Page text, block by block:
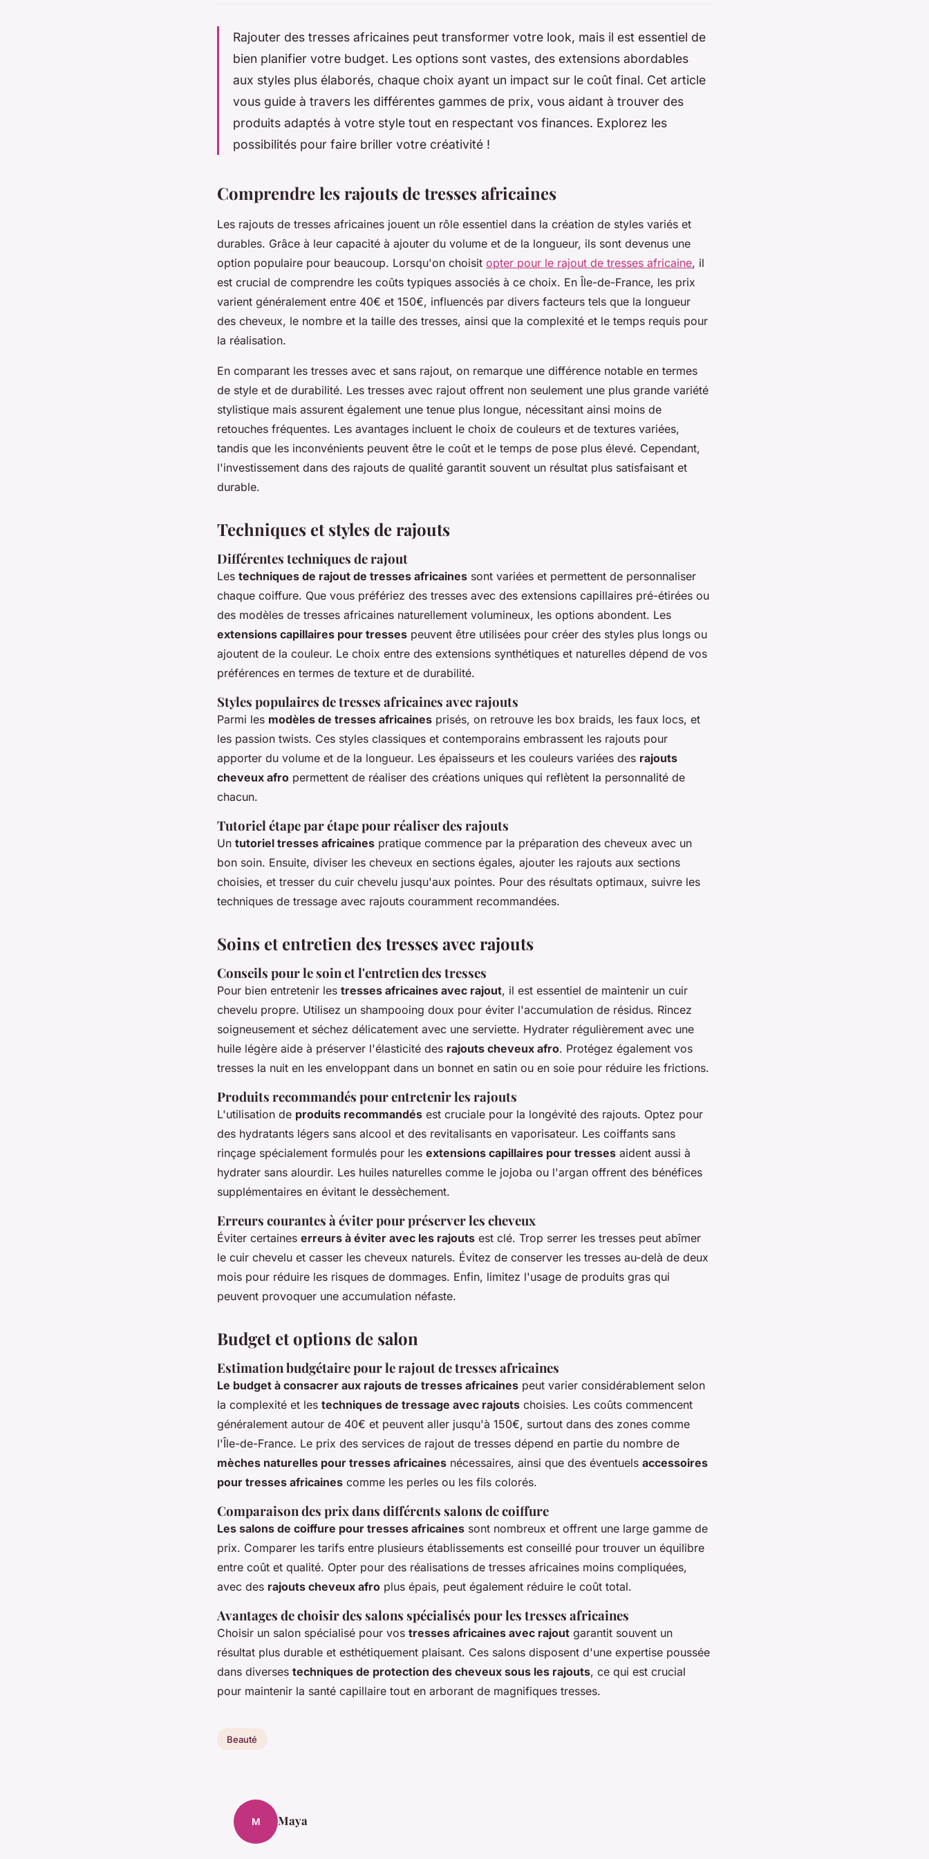
Rajouter des tresses africaines peut transformer votre look, mais il est essentiel de
bien planifier votre budget. Les options sont vastes, des extensions abordables
aux styles plus élaborés, chaque choix ayant un impact sur le coût final. Cet article
vous guide à travers les différentes gammes de prix, vous aidant à trouver des
produits adaptés à votre style tout en respectant vos finances. Explorez les
possibilités pour faire briller votre créativité !
Comprendre les rajouts de tresses africaines
Les rajouts de tresses africaines jouent un rôle essentiel dans la création de styles variés et
durables. Grâce à leur capacité à ajouter du volume et de la longueur, ils sont devenus une
option populaire pour beaucoup. Lorsqu'on choisit opter pour le rajout de tresses africaine, il
est crucial de comprendre les coûts typiques associés à ce choix. En Île-de-France, les prix
varient généralement entre 40€ et 150€, influencés par divers facteurs tels que la longueur
des cheveux, le nombre et la taille des tresses, ainsi que la complexité et le temps requis pour
la réalisation.
En comparant les tresses avec et sans rajout, on remarque une différence notable en termes
de style et de durabilité. Les tresses avec rajout offrent non seulement une plus grande variété
stylistique mais assurent également une tenue plus longue, nécessitant ainsi moins de
retouches fréquentes. Les avantages incluent le choix de couleurs et de textures variées,
tandis que les inconvénients peuvent être le coût et le temps de pose plus élevé. Cependant,
l'investissement dans des rajouts de qualité garantit souvent un résultat plus satisfaisant et
durable.
Techniques et styles de rajouts
Différentes techniques de rajout
Les techniques de rajout de tresses africaines sont variées et permettent de personnaliser
chaque coiffure. Que vous préfériez des tresses avec des extensions capillaires pré-étirées ou
des modèles de tresses africaines naturellement volumineux, les options abondent. Les
extensions capillaires pour tresses peuvent être utilisées pour créer des styles plus longs ou
ajoutent de la couleur. Le choix entre des extensions synthétiques et naturelles dépend de vos
préférences en termes de texture et de durabilité.
Styles populaires de tresses africaines avec rajouts
Parmi les modèles de tresses africaines prisés, on retrouve les box braids, les faux locs, et
les passion twists. Ces styles classiques et contemporains embrassent les rajouts pour
apporter du volume et de la longueur. Les épaisseurs et les couleurs variées des rajouts
cheveux afro permettent de réaliser des créations uniques qui reflètent la personnalité de
chacun.
Tutoriel étape par étape pour réaliser des rajouts
Un tutoriel tresses africaines pratique commence par la préparation des cheveux avec un
bon soin. Ensuite, diviser les cheveux en sections égales, ajouter les rajouts aux sections
choisies, et tresser du cuir chevelu jusqu'aux pointes. Pour des résultats optimaux, suivre les
techniques de tressage avec rajouts couramment recommandées.
Soins et entretien des tresses avec rajouts
Conseils pour le soin et l'entretien des tresses
Pour bien entretenir les tresses africaines avec rajout, il est essentiel de maintenir un cuir
chevelu propre. Utilisez un shampooing doux pour éviter l'accumulation de résidus. Rincez
soigneusement et séchez délicatement avec une serviette. Hydrater régulièrement avec une
huile légère aide à préserver l'élasticité des rajouts cheveux afro. Protégez également vos
tresses la nuit en les enveloppant dans un bonnet en satin ou en soie pour réduire les frictions.
Produits recommandés pour entretenir les rajouts
L'utilisation de produits recommandés est cruciale pour la longévité des rajouts. Optez pour
des hydratants légers sans alcool et des revitalisants en vaporisateur. Les coiffants sans
rinçage spécialement formulés pour les extensions capillaires pour tresses aident aussi à
hydrater sans alourdir. Les huiles naturelles comme le jojoba ou l'argan offrent des bénéfices
supplémentaires en évitant le dessèchement.
Erreurs courantes à éviter pour préserver les cheveux
Éviter certaines erreurs à éviter avec les rajouts est clé. Trop serrer les tresses peut abîmer
le cuir chevelu et casser les cheveux naturels. Évitez de conserver les tresses au-delà de deux
mois pour réduire les risques de dommages. Enfin, limitez l'usage de produits gras qui
peuvent provoquer une accumulation néfaste.
Budget et options de salon
Estimation budgétaire pour le rajout de tresses africaines
Le budget à consacrer aux rajouts de tresses africaines peut varier considérablement selon
la complexité et les techniques de tressage avec rajouts choisies. Les coûts commencent
généralement autour de 40€ et peuvent aller jusqu'à 150€, surtout dans des zones comme
l'Île-de-France. Le prix des services de rajout de tresses dépend en partie du nombre de
mèches naturelles pour tresses africaines nécessaires, ainsi que des éventuels accessoires
pour tresses africaines comme les perles ou les fils colorés.
Comparaison des prix dans différents salons de coiffure
Les salons de coiffure pour tresses africaines sont nombreux et offrent une large gamme de
prix. Comparer les tarifs entre plusieurs établissements est conseillé pour trouver un équilibre
entre coût et qualité. Opter pour des réalisations de tresses africaines moins compliquées,
avec des rajouts cheveux afro plus épais, peut également réduire le coût total.
Avantages de choisir des salons spécialisés pour les tresses africaines
Choisir un salon spécialisé pour vos tresses africaines avec rajout garantit souvent un
résultat plus durable et esthétiquement plaisant. Ces salons disposent d'une expertise poussée
dans diverses techniques de protection des cheveux sous les rajouts, ce qui est crucial
pour maintenir la santé capillaire tout en arborant de magnifiques tresses.
Beauté
M Maya